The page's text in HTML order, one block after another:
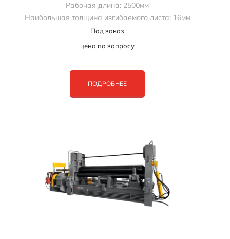
Рабочая длина: 2500мм
Наибольшая толщина изгибаемого листа: 16мм
Под заказ
цена по запросу
ПОДРОБНЕЕ